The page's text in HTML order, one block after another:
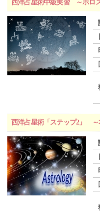
西洋占星術中級実習 ～ホロ
西洋占星術「ステップ2」 ～